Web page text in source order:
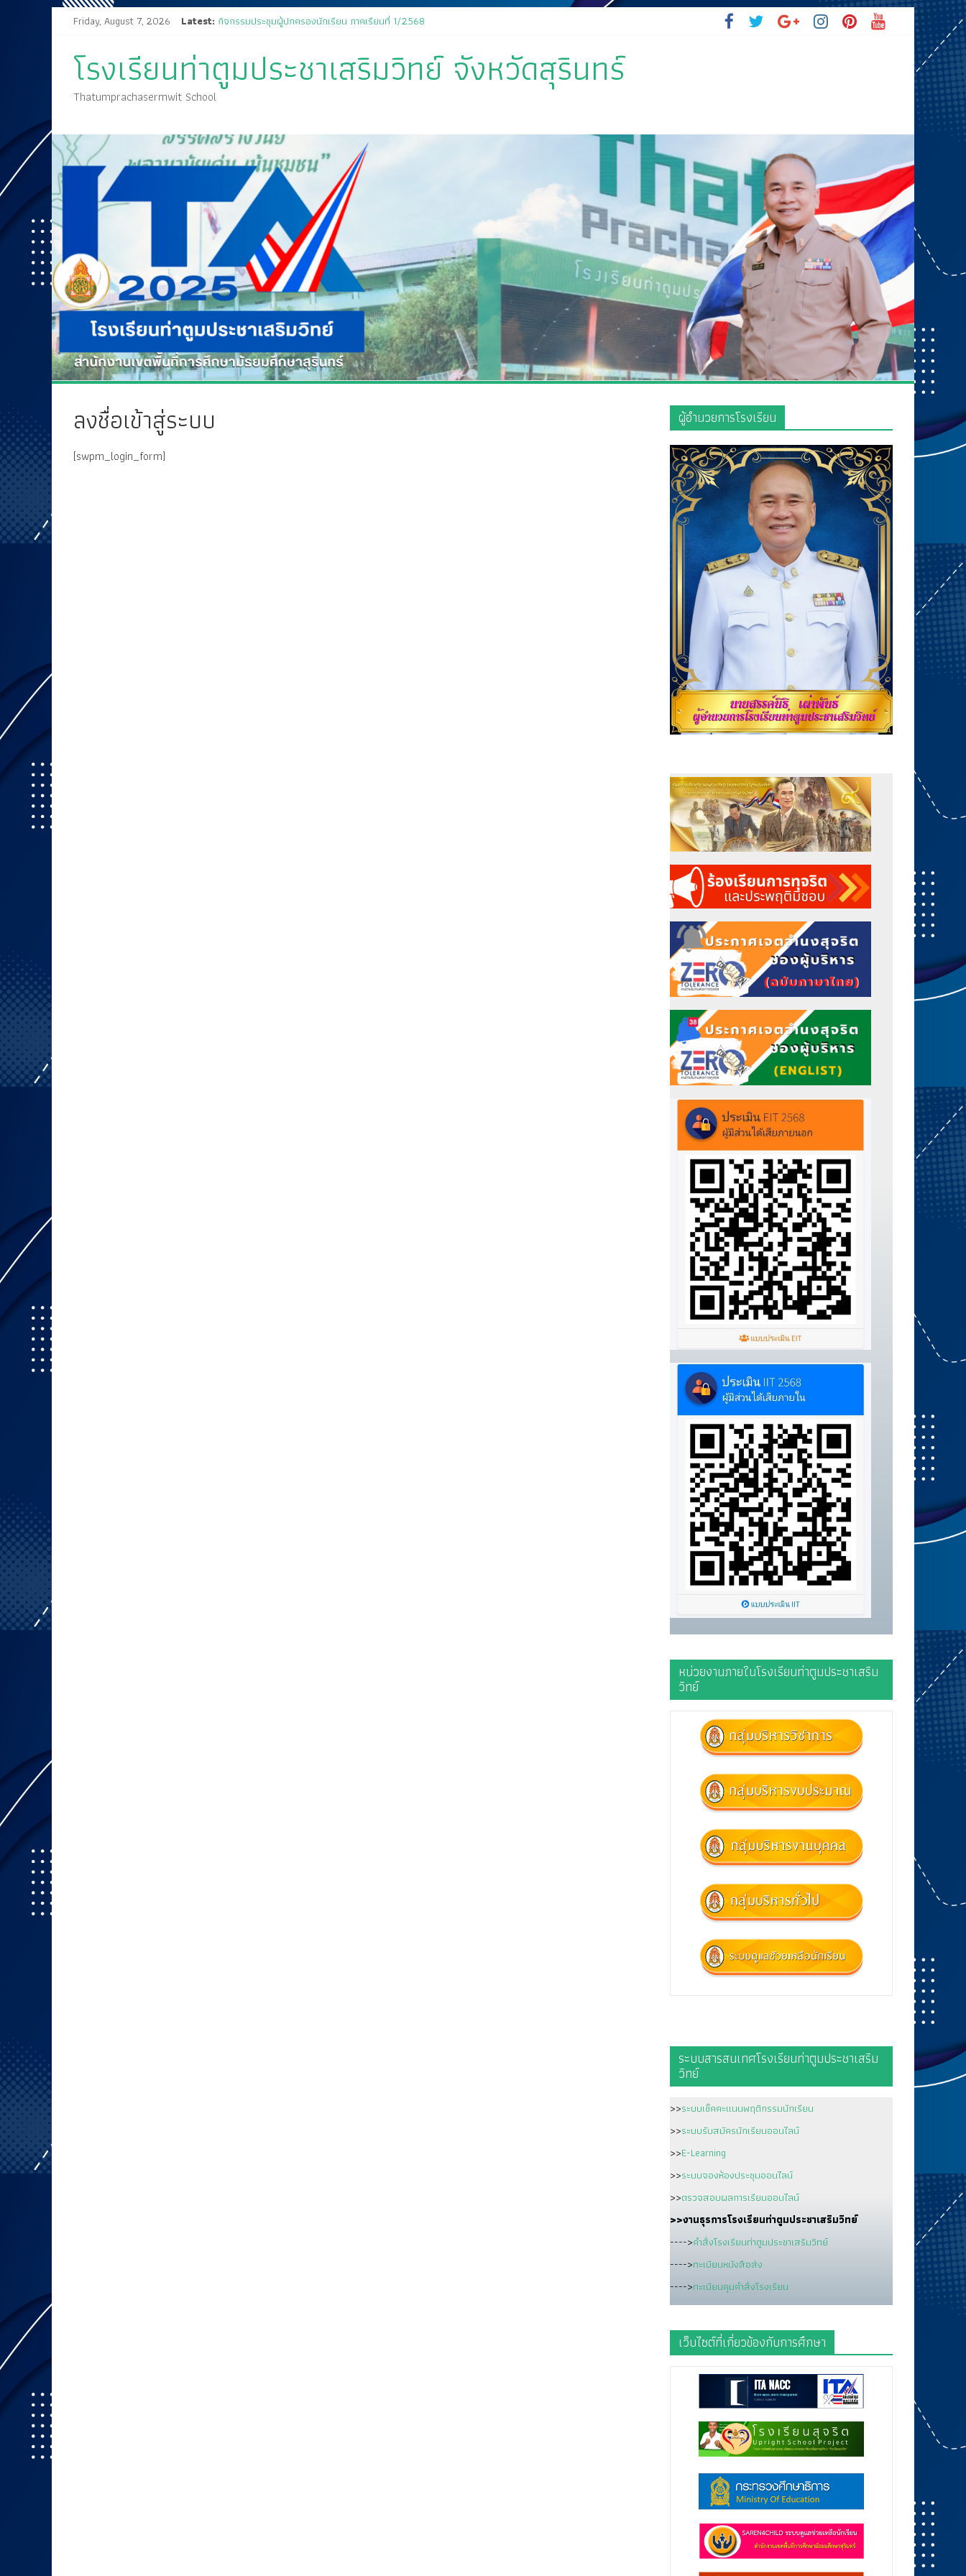
Friday, August 7, 2026 Latest: กิจกรรมประชุมผู้ปกครองนักเรียน ภาคเรียนที่ 1/2568
กิจกรรมการประกวดแข่งขัน เนื่องในกิจกรรม “วันสุนทรภู่ สู่วันภาษาไทย” ประจำปีการศึกษา ๒๕๖๘
🤍💚 ขอเรียนเชิญนักเรียนเข้าร่วมพิธีวันไหว้ครู “ไหว้ครู บูชาคุณ” ประจำวันที่ ๑๒ มิถุนายน ปี ๒๕๖๘
โรงเรียนท่าตูมประชาเสริมวิทย์ จังหวัดสุรินทร์
Thatumprachasermwit School
ลงชื่อเข้าสู่ระบบ
[swpm_login_form]
ผู้อำนวยการโรงเรียน
หน่วยงานภายในโรงเรียนท่าตูมประชาเสริม
วิทย์
ระบบสารสนเทศโรงเรียนท่าตูมประชาเสริม
วิทย์
>>ระบบเช็คคะแนนพฤติกรรมนักเรียน
>>ระบบรับสมัครนักเรียนออนไลน์
>>E-Learning
>>ระบบจองห้องประชุมออนไลน์
>>ตรวจสอบผลการเรียนออนไลน์
>>งานธุรการโรงเรียนท่าตูมประชาเสริมวิทย์
---->คำสั่งโรงเรียนท่าตูมประชาเสริมวิทย์
---->ทะเบียนหนังสือส่ง
---->ทะเบียนคุมคำสั่งโรงเรียน
เว็บไซต์ที่เกี่ยวข้องกับการศึกษา